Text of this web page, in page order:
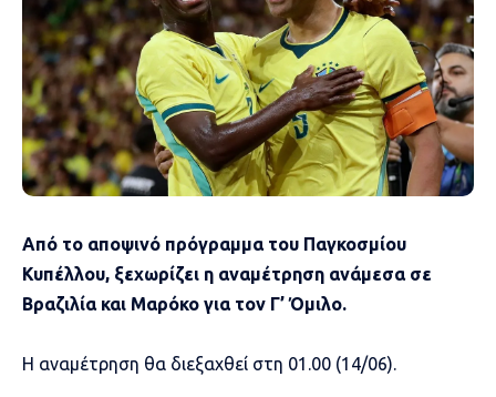
Από το αποψινό πρόγραμμα του Παγκοσμίου
Κυπέλλου, ξεχωρίζει η αναμέτρηση ανάμεσα σε
Βραζιλία και Μαρόκο για τον Γ’ Όμιλο.
Η αναμέτρηση θα διεξαχθεί στη 01.00 (14/06).